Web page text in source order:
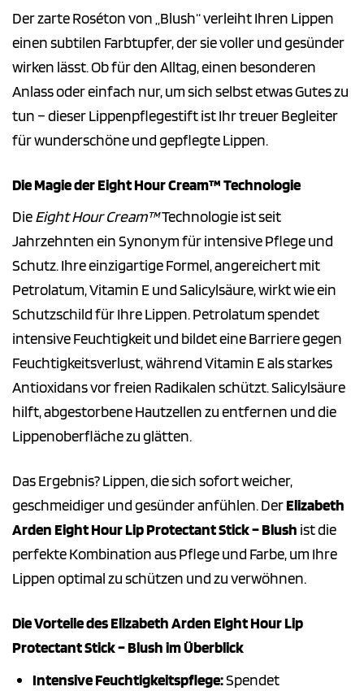
Der zarte Roséton von „Blush“ verleiht Ihren Lippen
einen subtilen Farbtupfer, der sie voller und gesünder
wirken lässt. Ob für den Alltag, einen besonderen
Anlass oder einfach nur, um sich selbst etwas Gutes zu
tun – dieser Lippenpflegestift ist Ihr treuer Begleiter
für wunderschöne und gepflegte Lippen.
Die Magie der Eight Hour Cream™ Technologie
DieEight Hour Cream™Technologie ist seit
Jahrzehnten ein Synonym für intensive Pflege und
Schutz. Ihre einzigartige Formel, angereichert mit
Petrolatum, Vitamin E und Salicylsäure, wirkt wie ein
Schutzschild für Ihre Lippen. Petrolatum spendet
intensive Feuchtigkeit und bildet eine Barriere gegen
Feuchtigkeitsverlust, während Vitamin E als starkes
Antioxidans vor freien Radikalen schützt. Salicylsäure
hilft, abgestorbene Hautzellen zu entfernen und die
Lippenoberfläche zu glätten.
Das Ergebnis? Lippen, die sich sofort weicher,
geschmeidiger und gesünder anfühlen. DerElizabeth
Arden Eight Hour Lip Protectant Stick – Blush ist die
perfekte Kombination aus Pflege und Farbe, um Ihre
Lippen optimal zu schützen und zu verwöhnen.
Die Vorteile des Elizabeth Arden Eight Hour Lip
Protectant Stick – Blush im Überblick
Intensive Feuchtigkeitspflege:Spendet